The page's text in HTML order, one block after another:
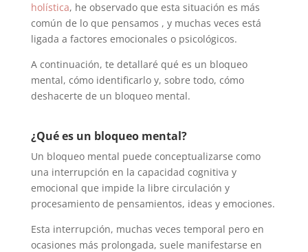
holística, he observado que esta situación es más
común de lo que pensamos , y muchas veces está
ligada a factores emocionales o psicológicos.
A continuación, te detallaré qué es un bloqueo
mental, cómo identificarlo y, sobre todo, cómo
deshacerte de un bloqueo mental.
¿Qué es un bloqueo mental?
Un bloqueo mental puede conceptualizarse como
una interrupción en la capacidad cognitiva y
emocional que impide la libre circulación y
procesamiento de pensamientos, ideas y emociones.
Esta interrupción, muchas veces temporal pero en
ocasiones más prolongada, suele manifestarse en